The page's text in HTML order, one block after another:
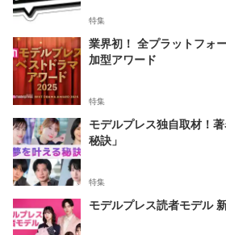
特集
業界初！ 全プラットフォ
加型アワード
特集
モデルプレス独自取材！
秘訣」
特集
モデルプレス読者モデル